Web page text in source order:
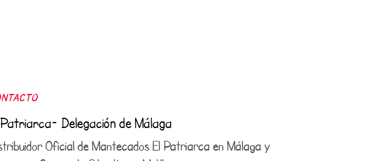
Delegación de Málaga
Oficial de Mantecados El Patriarca en Málaga y